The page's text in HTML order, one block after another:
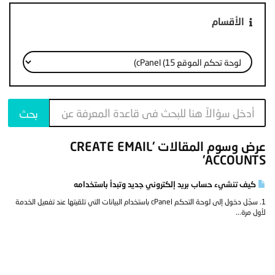
الأقسام
عرض وسوم المقالات 'CREATE EMAIL
ACCOUNTS'
كيف تنشيء حساب بريد إلكتروني جديد وتبدأ باستخدامه
1. سجّل دخول إلى لوحة التحكم cPanel باستخدام البيانات التي تلقيتها عند تفعيل الخدمة
لأول مرة...